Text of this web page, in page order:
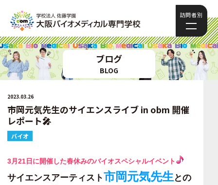
訪問者別
ブログ
BLOG
2023.03.26
市岡元気先生のサイエンスライブ in obm 開催
レポート🎤
バイオ
3月21日に開催した春休みのバイオスペシャルイベント
サイエンスアーティスト市岡元気先生との